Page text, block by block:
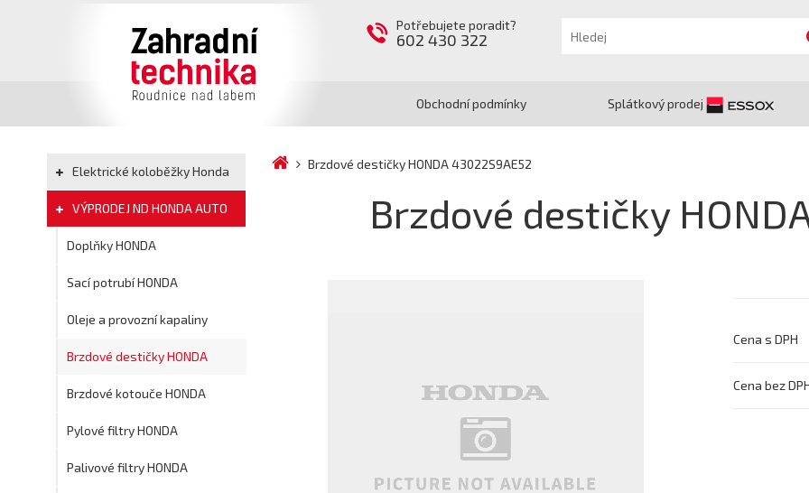
Potřebujete poradit?
602 430 322
Obchodní podmínky Splátkový prodej
Elektrické koloběžky Honda
VÝPRODEJ ND HONDA AUTO
Doplňky HONDA
Sací potrubí HONDA
Oleje a provozní kapaliny
Brzdové destičky HONDA
Brzdové kotouče HONDA
Pylové filtry HONDA
Palivové filtry HONDA
Brzdové destičky HONDA 43022S9AE52
Brzdové destičky
Cena s DPH
Cena bez